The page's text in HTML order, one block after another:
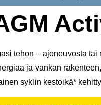
tehon – ajoneuvosta
ja vankan
syklin kestoikä*